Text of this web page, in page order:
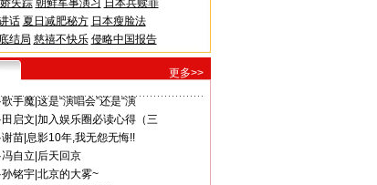
失踪 朝鲜军事演习 日本兵赎罪
话 夏日减肥秘方 日本瘦脸法
结局 慈禧不快乐 侵略中国报告
更多>>
·歌手魔| 这是“演唱会”还是“演
· 田启文 加入娱乐圈必读心得（三
·谢苗| 息影10年,我无怨无悔!!
·冯自立 后天回京
·孙铭宇| 北京的大雾~